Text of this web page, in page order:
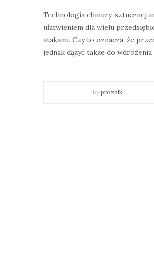
Technologia chmury, sztucznej
ułatwieniem dla wielu
atakami. Czy to oznacza, że
jednak dążyć także do
by prozaik